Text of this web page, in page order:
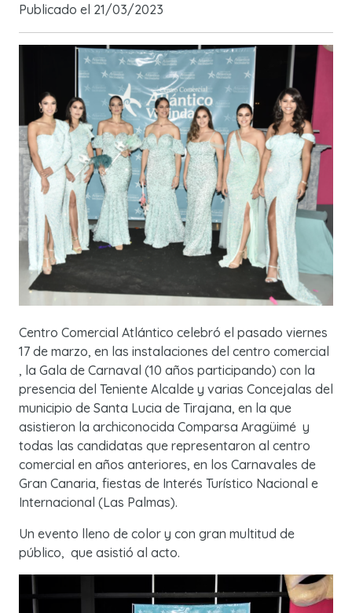
Publicado el 21/03/2023
Centro Comercial Atlántico celebró el pasado viernes
17 de marzo, en las instalaciones del centro comercial
, la Gala de Carnaval (10 años participando) con la
presencia del Teniente Alcalde y varias Concejalas del
municipio de Santa Lucia de Tirajana, en la que
asistieron la archiconocida Comparsa Aragüimé y
todas las candidatas que representaron al centro
comercial en años anteriores, en los Carnavales de
Gran Canaria, fiestas de Interés Turístico Nacional e
Internacional (Las Palmas).
Un evento lleno de color y con gran multitud de
público, que asistió al acto.